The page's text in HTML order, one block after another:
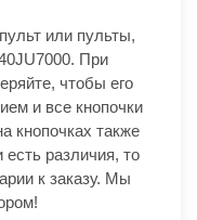
или пульты,
При
чтобы его
и все кнопочки
кнопочках также
различия, то
к заказу. Мы